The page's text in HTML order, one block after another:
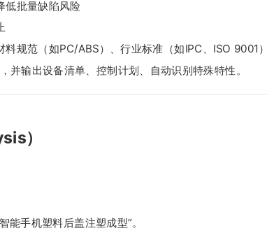
低批量缺陷风险
规范（如PC/ABS）、行业标准（如IPC、ISO 9001
并输出设备清单、控制计划、自动识别特殊特性。
）
手机塑料后盖注塑成型”。